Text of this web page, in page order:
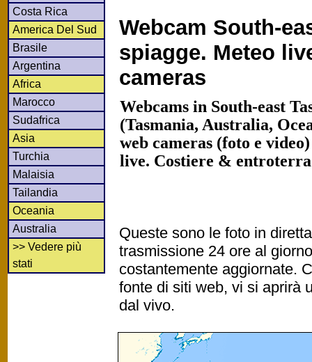
Costa Rica
America Del Sud
Brasile
Argentina
Africa
Marocco
Sudafrica
Asia
Turchia
Malaisia
Tailandia
Oceania
Australia
>> Vedere più
stati
Webcam South-
spiagge. Meteo
cameras
Webcams in South-east
(Tasmania, Australia,
web cameras (foto e
live. Costiere & entroterra
Queste sono le foto in
trasmissione 24 ore al
costantemente aggiornate.
fonte di siti web, vi si aprirà
dal vivo.